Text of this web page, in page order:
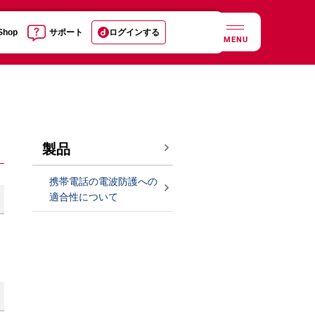
サポート ログインする
MENU
製品
携帯電話の電波防護への
適合性について